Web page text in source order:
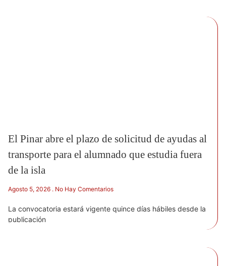
El Pinar abre el plazo de solicitud de ayudas al
transporte para el alumnado que estudia fuera
de la isla
Agosto 5, 2026 No Hay Comentarios
La convocatoria estará vigente quince días hábiles desde la
publicación